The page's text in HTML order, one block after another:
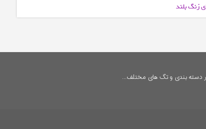
زنگ بلند
دسته بندی و تگ های مختلف...